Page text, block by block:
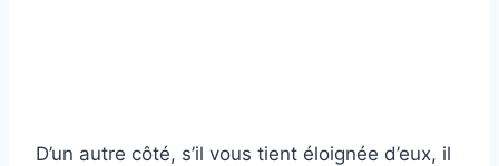
D’un autre côté, s’il vous tient éloignée d’eux, il